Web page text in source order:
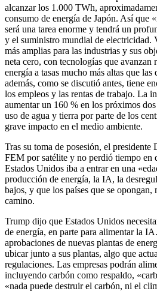
alcanzar los 1.000 TWh,
consumo de energía de Japón. Así que
será una tarea enorme y tendrá un
y el suministro mundial de electricidad.
más amplias para las industrias y sus
neta cero, con tecnologías que avanzan
energía a tasas mucho más altas que
además, como se discutió antes, tiene
los empleos y las rentas de trabajo. La
aumentar un 160 % en los próximos
uso de agua y tierra por parte de los
grave impacto en el medio ambiente.
Tras su toma de posesión, el
FEM por satélite y no perdió tiempo en
Estados Unidos iba a entrar en una
producción de energía, la IA, la
bajos, y que los países que se opongan,
camino.
Trump dijo que Estados Unidos
de energía, en parte para alimentar la
aprobaciones de nuevas plantas de
ubicar junto a sus plantas, algo que
regulaciones. Las empresas podrán
incluyendo carbón como respaldo,
«nada puede destruir el carbón, ni el